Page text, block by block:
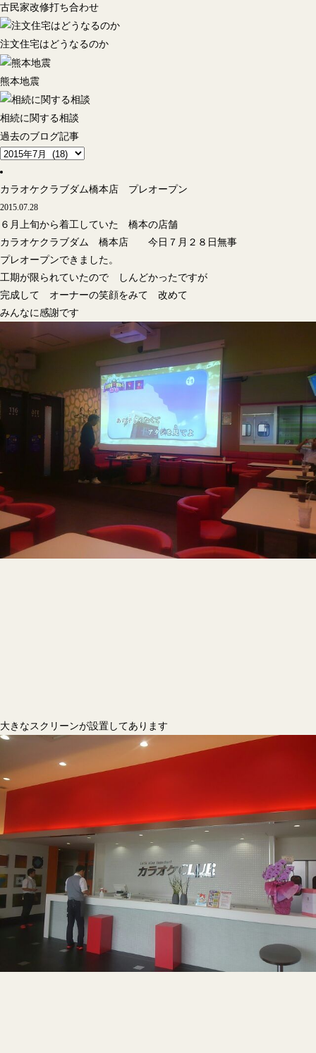
古民家改修打ち合わせ
注文住宅はどうなるのか
熊本地震
相続に関する相談
過去のブログ記事
カラオケクラブダム橋本店 プレオープン
2015.07.28
６月上旬から着工していた 橋本の店舗
カラオケクラブダム 橋本店 今日７月２８日無事
プレオープンできました。
工期が限られていたので しんどかったですが
完成して オーナーの笑顔をみて 改めて
みんなに感謝です
大きなスクリーンが設置してあります